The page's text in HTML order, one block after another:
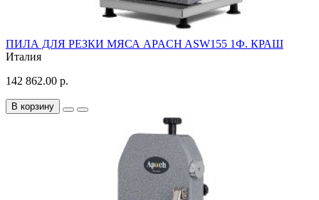
ПИЛА ДЛЯ РЕЗКИ МЯСА APACH ASW155 1Ф. КРАШ
Италия
142 862.00 р.
В корзину